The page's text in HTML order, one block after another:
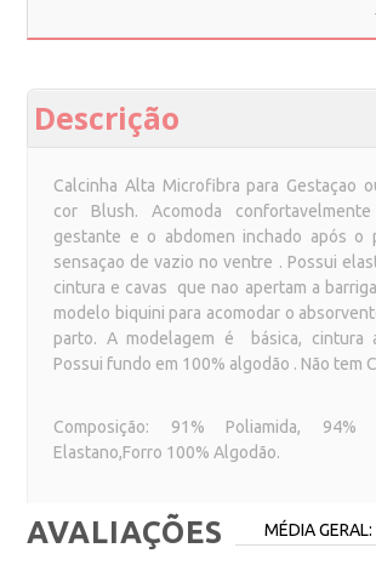
Descrição
Calcinha Alta Microfibra para Gestaçao
cor Blush. Acomoda
gestante e o abdomen inchado após o
sensaçao de vazio no ventre . Possui
cintura e cavas que nao apertam a
modelo biquini para acomodar o
parto. A modelagem é básica, cintura
Possui fundo em 100% algodão . Não tem
Composição: 91% Poliamida, 94%
Elastano,Forro 100% Algodão.
AVALIAÇÕES MÉDIA GERAL: